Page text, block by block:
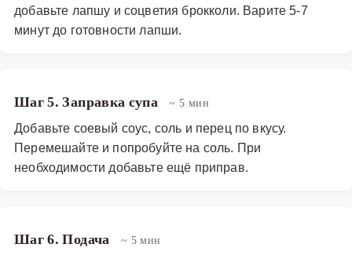
добавьте лапшу и соцветия брокколи. Варите 5-7
минут до готовности лапши.
Шаг 5. Заправка супа ~ 5 мин
Добавьте соевый соус, соль и перец по вкусу.
Перемешайте и попробуйте на соль. При
необходимости добавьте ещё приправ.
Шаг 6. Подача ~ 5 мин